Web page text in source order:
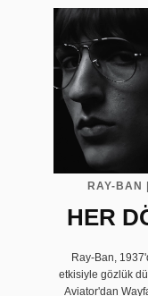
RAY-BAN
HER
Ray-Ban,
etkisiyle gözlük
Aviator'dan